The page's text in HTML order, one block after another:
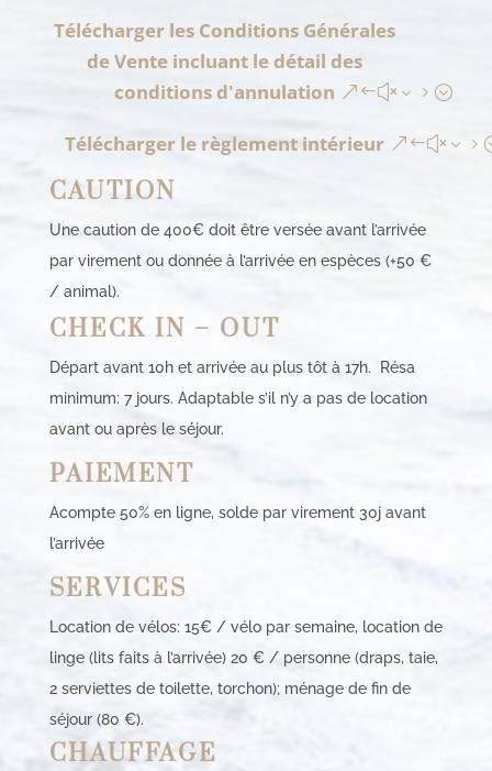
Télécharger les Conditions Générales
de Vente incluant le détail des
conditions d'annulation
Télécharger le règlement intérieur
CAUTION
Une caution de 400€ doit être versée avant l’arrivée
par virement ou donnée à l’arrivée en espèces (+50 €
/ animal).
CHECK IN – OUT
Départ avant 10h et arrivée au plus tôt à 17h. Résa
minimum: 7 jours. Adaptable s’il n’y a pas de location
avant ou après le séjour.
PAIEMENT
Acompte 50% en ligne, solde par virement 30j avant
l’arrivée
SERVICES
Location de vélos: 15€ / vélo par semaine, location de
linge (lits faits à l’arrivée) 20 € / personne (draps, taie,
2 serviettes de toilette, torchon); ménage de fin de
séjour (80 €).
CHAUFFAGE